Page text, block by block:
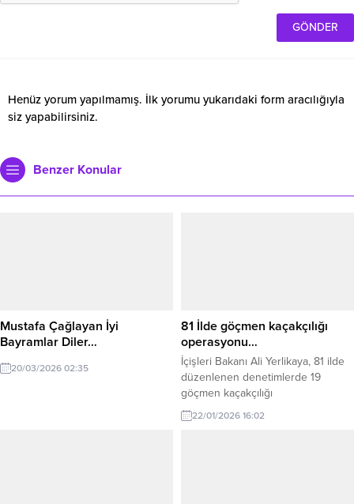
Henüz yorum yapılmamış. İlk yorumu yukarıdaki form aracılığıyla
siz yapabilirsiniz.
Benzer Konular
Mustafa Çağlayan İyi
Bayramlar Diler…
20/03/2026 02:35
81 İlde göçmen kaçakçılığı
operasyonu…
İçişleri Bakanı Ali Yerlikaya, 81 ilde
düzenlenen denetimlerde 19
göçmen kaçakçılığı
organizatörünün yakalandığını, 372
bini aşkın kişinin kimlik
22/01/2026 16:02